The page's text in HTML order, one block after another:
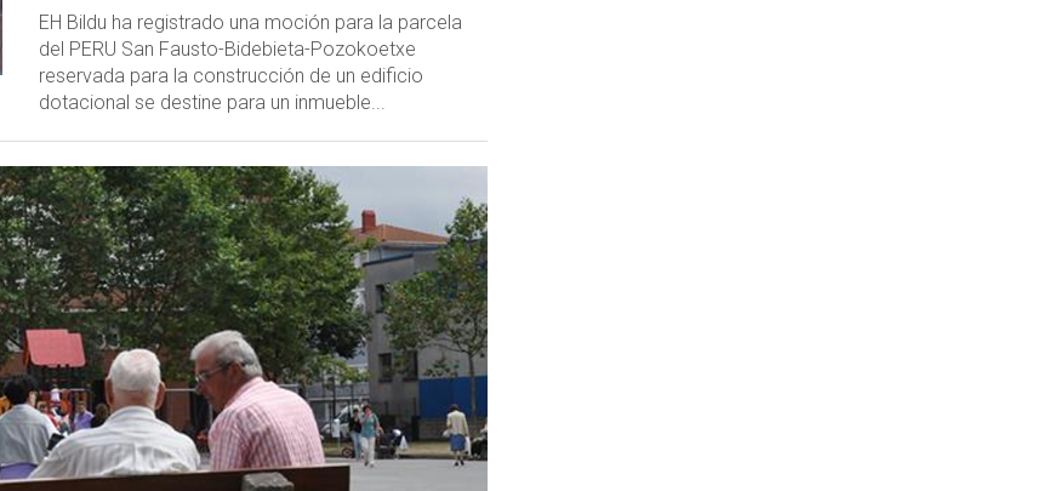
EH Bildu ha registrado una moción para la parcela
del PERU San Fausto-Bidebieta-Pozokoetxe
reservada para la construcción de un edificio
dotacional se destine para un inmueble...